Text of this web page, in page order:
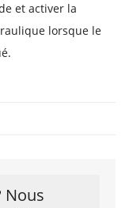
et activer la
lorsque le
Nous